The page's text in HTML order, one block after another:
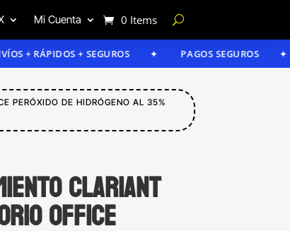
Mi Cuenta 0 Items
+ SEGUROS PAGOS SEGUROS
PERÓXIDO DE HIDRÓGENO AL 35%
Clariant
Office